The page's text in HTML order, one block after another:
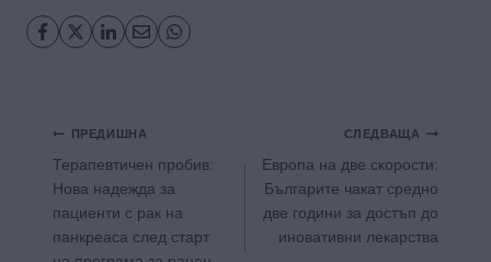
Навигация
ПРЕДИШНА
Терапевтичен пробив:
Нова надежда за
пациенти с рак на
панкреаса след старт
СЛЕДВАЩА
Европа на две скорости:
Българите чакат средно
две години за достъп до
иновативни лекарства